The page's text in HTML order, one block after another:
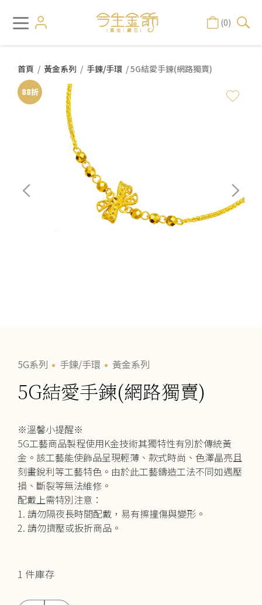
(0)
首頁 / 黃金系列 / 手鍊/手環 / 5G結愛手鍊(網路獨賣)
88折
5G系列 手鍊/手環 黃金系列
5G結愛手鍊(網路獨賣)
※溫馨小提醒※
5G工藝商品製程使用K金技術其獨特性有別於傳統黃
金。該工藝能使飾品呈現輕薄、款式時尚、色澤晶亮且
刻畫銳利等工藝特色。由於此工藝鑄造工法不同如遇壓
損、斷裂等無法維修。
配戴上需特別注意：
1. 請勿隔夜長時間配戴，易有擦撞傷與變形。
2. 請勿擠壓或扳折商品。
1 件庫存